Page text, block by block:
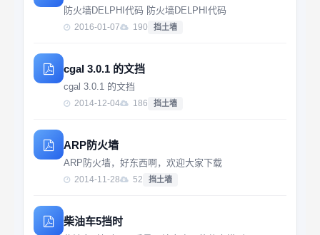
防火墙DELPHI代码 防火墙DELPHI代码
2016-01-07 190 挡土墙
cgal 3.0.1 的文挡
cgal 3.0.1 的文挡
2014-12-04 186 挡土墙
ARP防火墙
ARP防火墙，好东西啊，欢迎大家下载
2014-11-28 52 挡土墙
柴油车5挡时